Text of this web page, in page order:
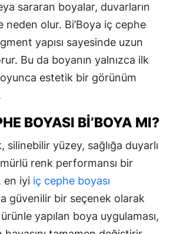
sararan boyalar, duvarların
neden olur. Bi’Boya iç cephe
yapısı sayesinde uzun
Bu da boyanın yalnızca ilk
estetik bir görünüm
BOYASI BI’BOYA MI?
yüzey, sağlığa duyarlı
renk performansı bir
en iyi iç cephe boyası
güvenilir bir seçenek olarak
yapılan boya uygulaması,